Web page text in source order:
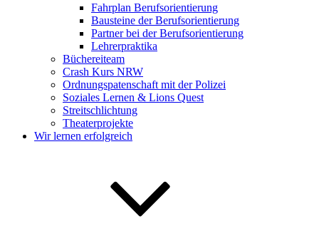
Fahrplan Berufsorientierung
Bausteine der Berufsorientierung
Partner bei der Berufsorientierung
Lehrerpraktika
Büchereiteam
Crash Kurs NRW
Ordnungspatenschaft mit der Polizei
Soziales Lernen & Lions Quest
Streitschlichtung
Theaterprojekte
Wir lernen erfolgreich